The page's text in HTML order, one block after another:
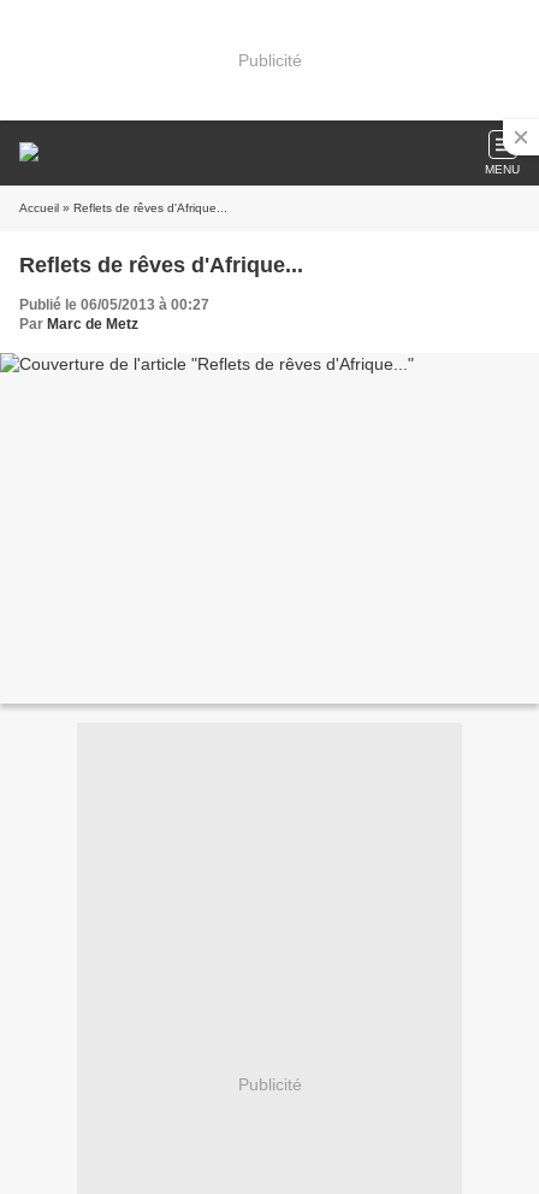
Publicité
MENU
Accueil » Reflets de rêves d'Afrique...
Reflets de rêves d'Afrique...
Publié le 06/05/2013 à 00:27
Par Marc de Metz
Publicité